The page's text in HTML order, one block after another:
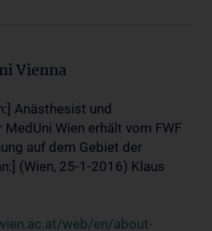
Vienna
Anästhesist und
Wien erhält vom FWF
auf dem Gebiet der
(Wien, 25-1-2016) Klaus
web/en/about-